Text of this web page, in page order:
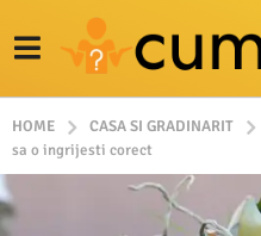
HOME CASA SI GRADINARIT
sa o ingrijesti corect